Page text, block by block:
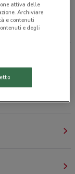
attiva delle
Archiviare
e contenuti
e degli